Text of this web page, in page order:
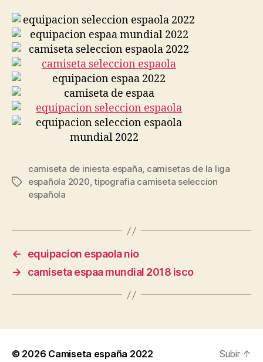
Etiquetas
camiseta de iniesta españa, camisetas de la liga
española 2020,tipografia camiseta seleccion
española
←
equipacion espaola nio
→
camiseta espaa mundial 2018 isco
© 2026 Camiseta españa 2022 Subir ↑